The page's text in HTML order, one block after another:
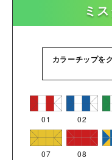
ミ
カラーチップを
01 02
07 08